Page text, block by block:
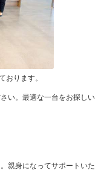
おります。
い。最適な一台をお探しい
親身になってサポートいた